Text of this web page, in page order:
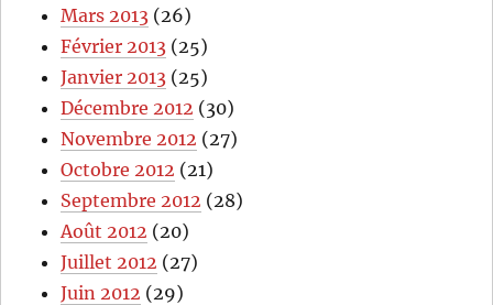
Mars 2013 (26)
Février 2013 (25)
Janvier 2013 (25)
Décembre 2012 (30)
Novembre 2012 (27)
Octobre 2012 (21)
Septembre 2012 (28)
Août 2012 (20)
Juillet 2012 (27)
Juin 2012 (29)